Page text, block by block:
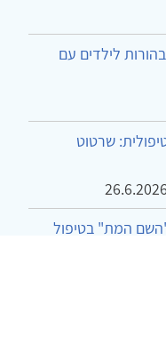
לילדים עם
שרטוט
26.6.2026
המת" בטיפול